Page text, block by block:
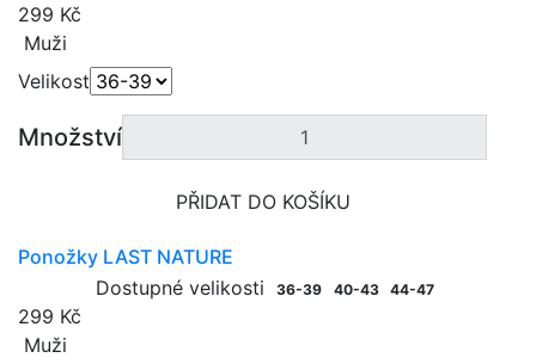
299 Kč
Muži
Velikost
Množství
PŘIDAT DO KOŠÍKU
Ponožky LAST NATURE
Dostupné velikosti
36-39 40-43 44-47
299 Kč
Muži